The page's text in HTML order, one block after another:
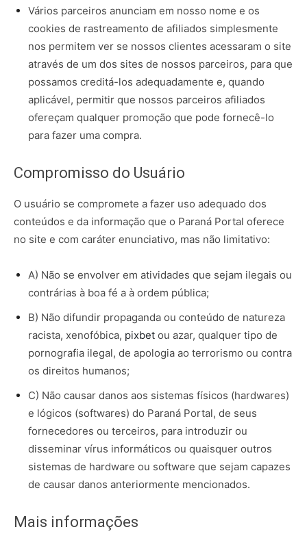
Vários parceiros anunciam em nosso nome e os
cookies de rastreamento de afiliados simplesmente
nos permitem ver se nossos clientes acessaram o site
através de um dos sites de nossos parceiros, para que
possamos creditá-los adequadamente e, quando
aplicável, permitir que nossos parceiros afiliados
ofereçam qualquer promoção que pode fornecê-lo
para fazer uma compra.
Compromisso do Usuário
O usuário se compromete a fazer uso adequado dos
conteúdos e da informação que o Paraná Portal oferece
no site e com caráter enunciativo, mas não limitativo:
A) Não se envolver em atividades que sejam ilegais ou
contrárias à boa fé a à ordem pública;
B) Não difundir propaganda ou conteúdo de natureza
racista, xenofóbica, pixbet ou azar, qualquer tipo de
pornografia ilegal, de apologia ao terrorismo ou contra
os direitos humanos;
C) Não causar danos aos sistemas físicos (hardwares)
e lógicos (softwares) do Paraná Portal, de seus
fornecedores ou terceiros, para introduzir ou
disseminar vírus informáticos ou quaisquer outros
sistemas de hardware ou software que sejam capazes
de causar danos anteriormente mencionados.
Mais informações